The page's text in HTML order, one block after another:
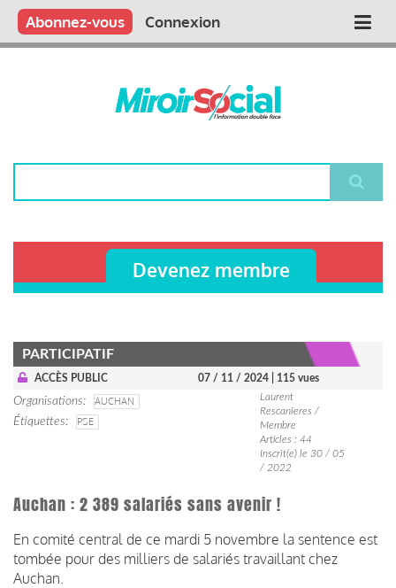
Aller
contenu
Main
Qui sommes nous ?
Vous publiez
Nous publions
Contactez-nous
Abonnez-vous Connexion
Devenez membre
PARTICIPATIF
ACCÈS PUBLIC 07 / 11 / 2024 | 115 vues
Organisations
AUCHAN
Étiquettes
PSE
Laurent
Rescanieres /
Membre
Articles : 44
Inscrit(e) le 30 / 05
/ 2022
Auchan : 2 389 salariés sans avenir !
En comité central de ce mardi 5 novembre la sentence est
tombée pour des milliers de salariés travaillant chez
Auchan.